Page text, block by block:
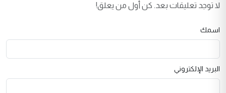
لا توجد تعليقات بعد. كن أول من يعلق!
اسمك
البريد الإلكتروني